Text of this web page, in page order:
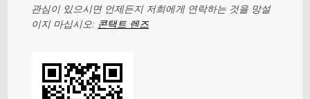
관심이 있으시면 언제든지 저희에게 연락하는 것을 망설
이지 마십시오: 콘택트 렌즈